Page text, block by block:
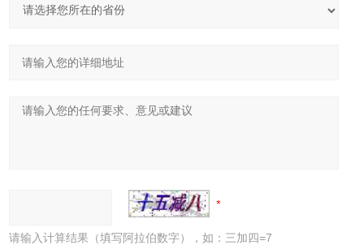
请输入计算结果（填写阿拉伯数字），如：三加四=7